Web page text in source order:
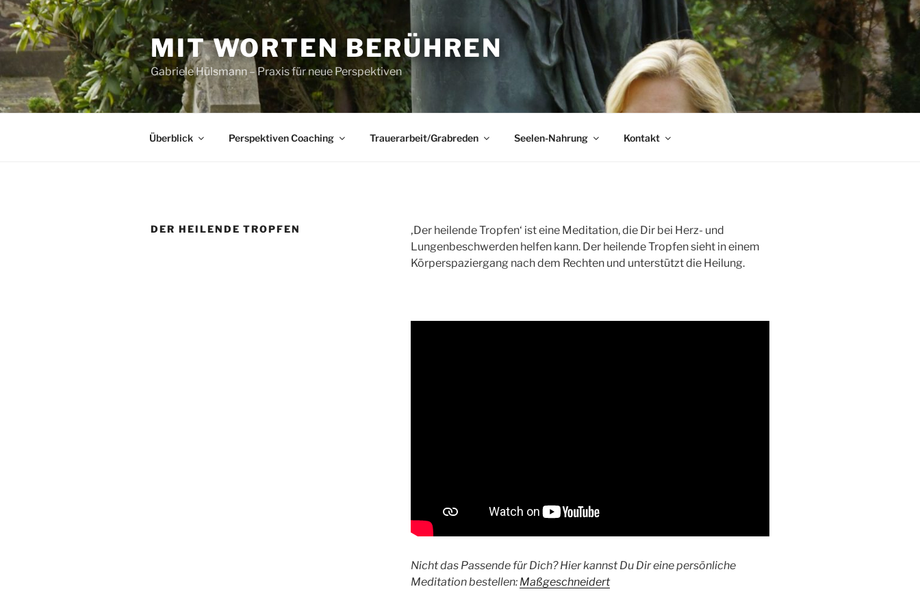
Zum
Inhalt
springen
MIT WORTEN BERÜHREN
Gabriele Hülsmann – Praxis für neue Perspektiven
Überblick Perspektiven Coaching Trauerarbeit/Grabreden Seelen-Nahrung Kontakt
DER HEILENDE TROPFEN
‚Der heilende Tropfen‘ ist eine Meditation, die Dir bei Herz- und
Lungenbeschwerden helfen kann. Der heilende Tropfen sieht in einem
Körperspaziergang nach dem Rechten und unterstützt die Heilung.
Nicht das Passende für Dich? Hier kannst Du Dir eine persönliche
Meditation bestellen: Maßgeschneidert